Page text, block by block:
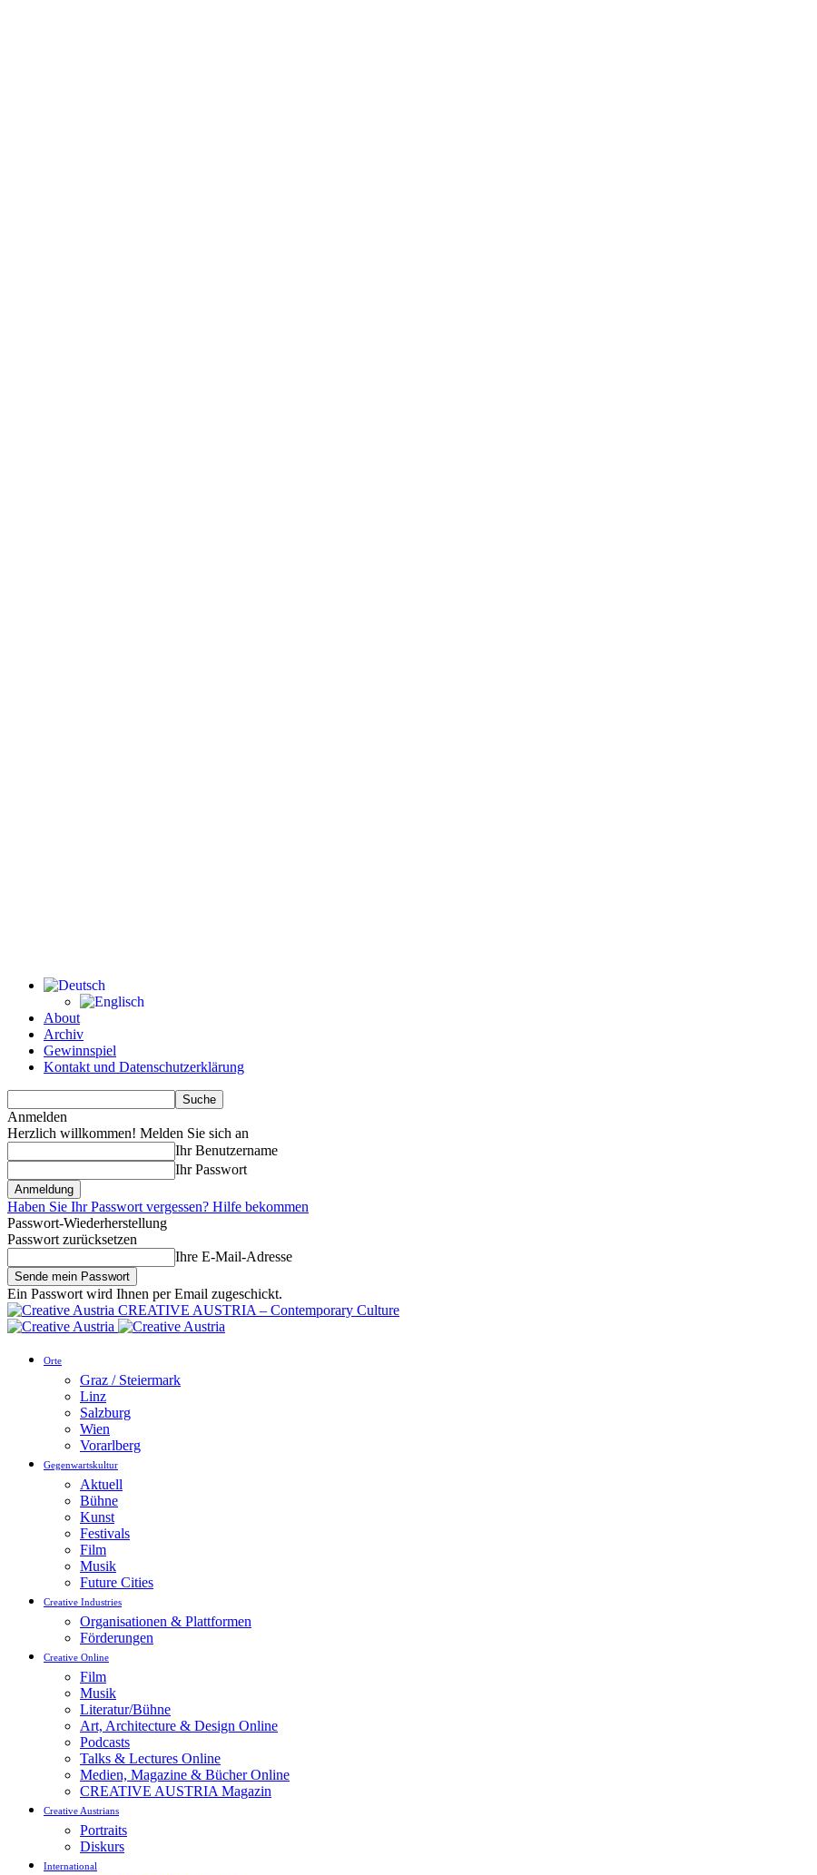
About
Archiv
Gewinnspiel
Kontakt und Datenschutzerklärung
Anmelden
Herzlich willkommen! Melden Sie sich an
Ihr Benutzername
Ihr Passwort
Haben Sie Ihr Passwort vergessen? Hilfe bekommen
Passwort-Wiederherstellung
Passwort zurücksetzen
Ihre E-Mail-Adresse
Ein Passwort wird Ihnen per Email zugeschickt.
CREATIVE AUSTRIA – Contemporary Culture
Orte
Graz / Steiermark
Linz
Salzburg
Wien
Vorarlberg
Gegenwartskultur
Aktuell
Bühne
Kunst
Festivals
Film
Musik
Future Cities
Creative Industries
Organisationen & Plattformen
Förderungen
Creative Online
Film
Musik
Literatur/Bühne
Art, Architecture & Design Online
Podcasts
Talks & Lectures Online
Medien, Magazine & Bücher Online
CREATIVE AUSTRIA Magazin
Creative Austrians
Portraits
Diskurs
International